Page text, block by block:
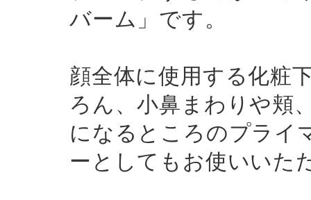
バーム」です。
顔全体に使用する化粧
ろん、小鼻まわりや頬
になるところのプライ
ーとしてもお使いいた